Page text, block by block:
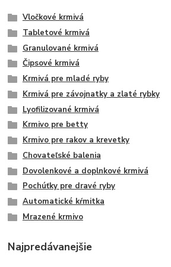
Vločkové krmivá
Tabletové krmivá
Granulované krmivá
Čipsové krmivá
Krmivá pre mladé ryby
Krmivá pre závojnatky a zlaté rybky
Lyofilizované krmivá
Krmivo pre betty
Krmivo pre rakov a krevetky
Chovateľské balenia
Dovolenkové a doplnkové krmivá
Pochúťky pre dravé ryby
Automatické kŕmitka
Mrazené krmivo
Najpredávanejšie